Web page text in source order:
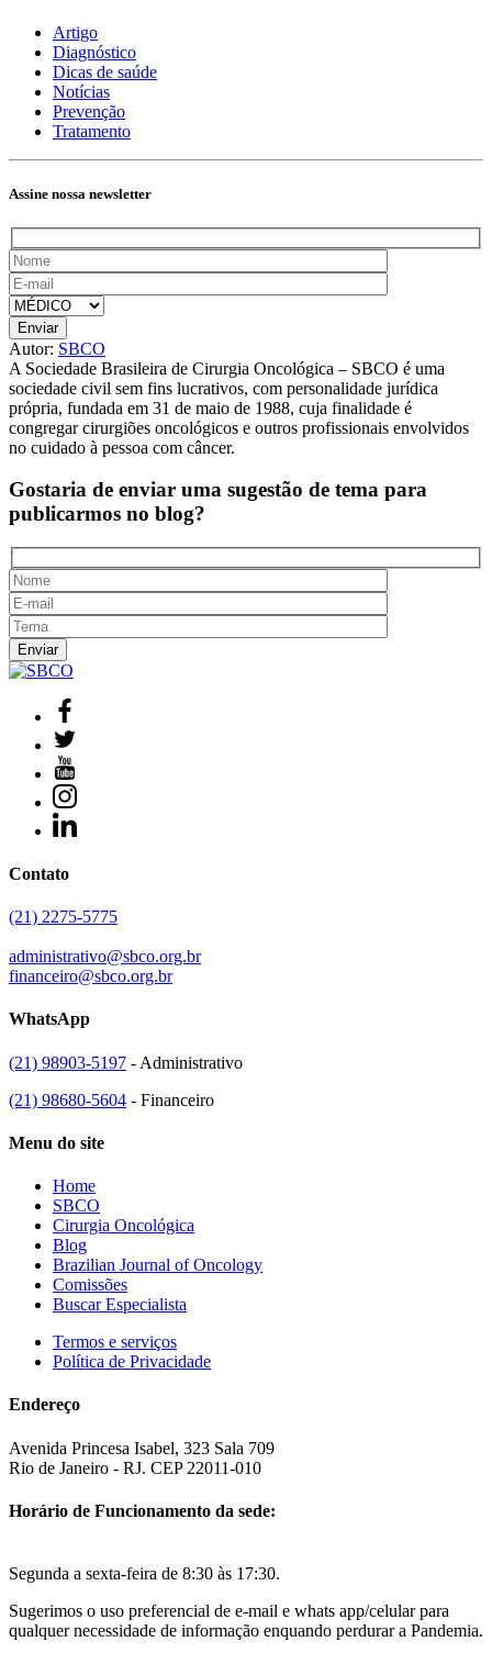
Artigo
Diagnóstico
Dicas de saúde
Notícias
Prevenção
Tratamento
Assine nossa newsletter
Autor: SBCO
A Sociedade Brasileira de Cirurgia Oncológica – SBCO é uma
sociedade civil sem fins lucrativos, com personalidade jurídica
própria, fundada em 31 de maio de 1988, cuja finalidade é
congregar cirurgiões oncológicos e outros profissionais envolvidos
no cuidado à pessoa com câncer.
Gostaria de enviar uma sugestão de tema para
publicarmos no blog?
Contato
(21) 2275-5775
administrativo@sbco.org.br
financeiro@sbco.org.br
WhatsApp
(21) 98903-5197 - Administrativo
(21) 98680-5604 - Financeiro
Menu do site
Home
SBCO
Cirurgia Oncológica
Blog
Brazilian Journal of Oncology
Comissões
Buscar Especialista
Termos e serviços
Política de Privacidade
Endereço
Avenida Princesa Isabel, 323 Sala 709
Rio de Janeiro - RJ. CEP 22011-010
Horário de Funcionamento da sede:
Segunda a sexta-feira de 8:30 às 17:30.
Sugerimos o uso preferencial de e-mail e whats app/celular para
qualquer necessidade de informação enquando perdurar a Pandemia.